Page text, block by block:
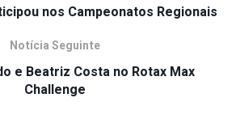
nos Campeonatos Regionais
Notícia Seguinte
e Beatriz Costa no Rotax Max
Challenge